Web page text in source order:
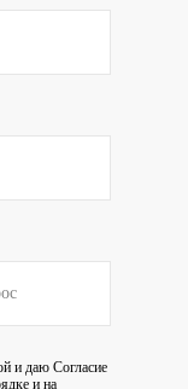
и даю Согласие
и на